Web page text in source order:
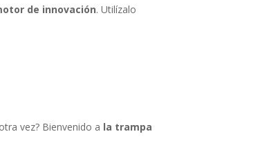
de innovación. Utilízalo
vez? Bienvenido a la trampa